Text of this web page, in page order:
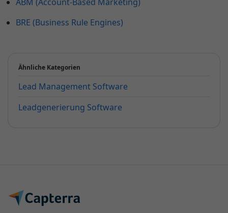
BRE (Business Rule Engines)
Ähnliche Kategorien
Lead Management Software
Leadgenerierung Software